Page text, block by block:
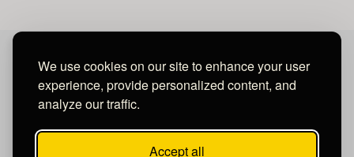
We use cookies on our site to enhance your user
experience, provide personalized content, and
analyze our traffic.
Accept all
David Raudales Publishing LLC
Salvador.